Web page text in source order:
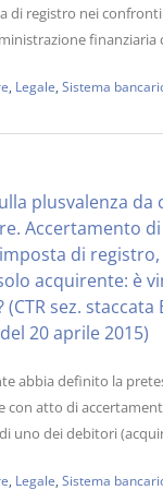
di registro nei
finanziaria
Legale Sistema
plusvalenza da
Accertamento
di
acquirente: è
sez. staccata
20 aprile 2015)
abbia definito la
con atto di
uno dei debitori
Legale Sistema